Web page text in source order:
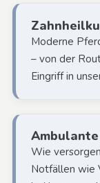
Moderne
– von der
Eingriff in
Wie
Notfällen wie